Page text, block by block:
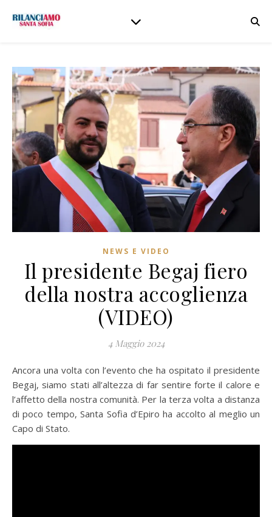
NEWS E VIDEO
Il presidente Begaj fiero
della nostra accoglienza
(VIDEO)
4 Maggio 2024
Ancora una volta con l’evento che ha ospitato il presidente
Begaj, siamo stati all’altezza di far sentire forte il calore e
l’affetto della nostra comunità. Per la terza volta a distanza
di poco tempo, Santa Sofia d’Epiro ha accolto al meglio un
Capo di Stato.